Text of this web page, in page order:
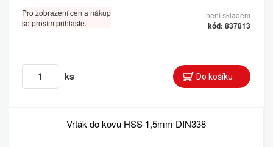
Pro zobrazení cen a nákup
se prosím přihlaste.
není skladem
kód: 837813
ks
Vrták do kovu HSS 1,5mm DIN338